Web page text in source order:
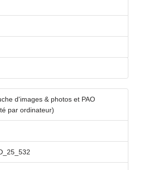
d'images & photos et PAO
par ordinateur)